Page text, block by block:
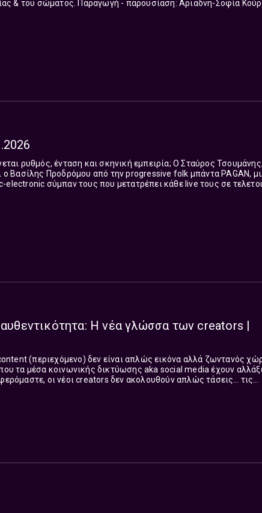
ρυθμός, ένταση και σκηνική εμπειρία; Ο Σταύρος
ο Βασίλης Προδρόμου από την progressive folk μπάντα PAGAN,
electronic σύμπαν τους που μετατρέπει κάθε live τους σε
Η νέα γλώσσα των creators |
(περιεχόμενο) δεν είναι απλώς εικόνα αλλά ζωντανός
τα μέσα κοινωνικής δικτύωσης aka social media έχουν
οι νέοι creators δεν ακολουθούν απλώς τάσεις… τις